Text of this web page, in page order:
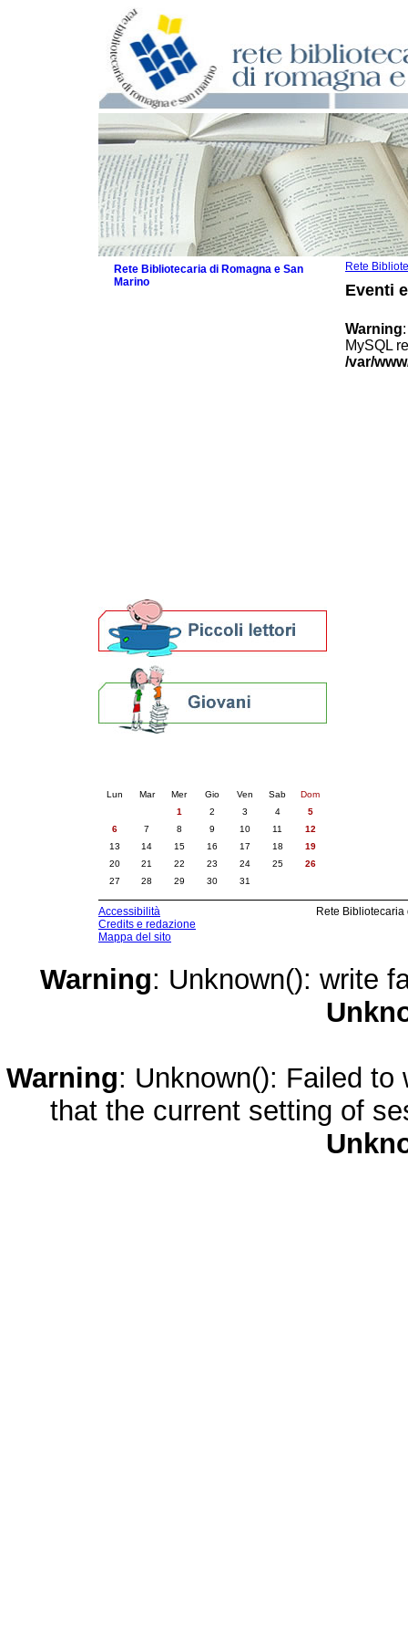
Rete
Eventi
Warning
MySQL
/var/
Rete Bibliotecaria di Romagna e San
Marino
Lun Mar Mer Gio Ven Sab
Dom
1
2 3 4
5
6
7 8 9 10 11
12
13
14 15 16 17 18
19
20
21 22 23 24 25
26
27
28 29 30 31
Accessibilità
Credits e redazione
Mappa del sito
Rete
Warning: Unknown(): write
Warning: Unknown(): Failed
that the current setting of